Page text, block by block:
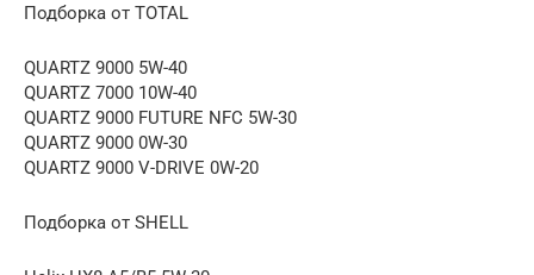
Подборка от TOTAL
QUARTZ 9000 5W-40
QUARTZ 7000 10W-40
QUARTZ 9000 FUTURE NFC 5W-30
QUARTZ 9000 0W-30
QUARTZ 9000 V-DRIVE 0W-20
Подборка от SHELL